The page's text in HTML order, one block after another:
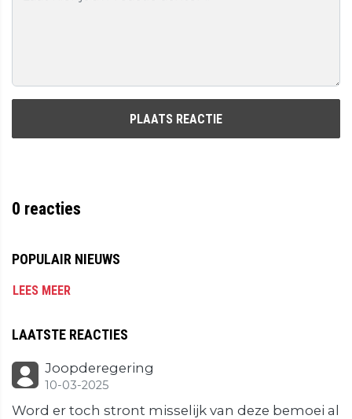
PLAATS REACTIE
0 reacties
POPULAIR NIEUWS
LEES MEER
LAATSTE REACTIES
Joopderegering
10-03-2025
Word er toch stront misselijk van deze bemoei al